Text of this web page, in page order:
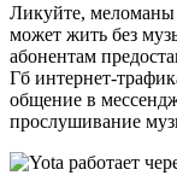
Ликуйте, меломаны
может жить без
абонентам
Гб интернет-
общение в
прослушивание